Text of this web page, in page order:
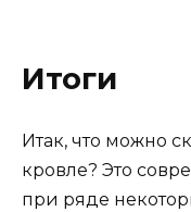
Итоги
Итак, что можно
кровле? Это
при ряде